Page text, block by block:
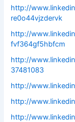
http://
re0o44vjzdervk
http://
fvf364gf5hbfcm
http://
37481083
http://
http://
http://